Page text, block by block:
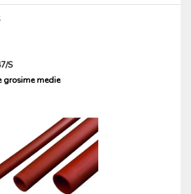
S
grosime medie